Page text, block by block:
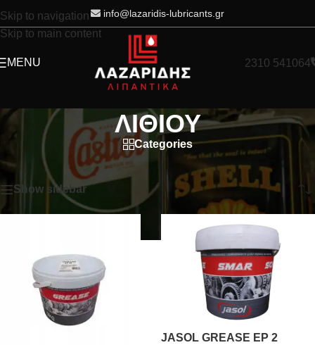
Skip to navigation
Skip to main content
info@lazaridis-lubricants.gr
MENU 2310 541064
ΛΙΘΙΟΥ
Categories
Home
ΛΙΠΑΝΤΙΚΑ/ΓΡΑΣΑ ΛΙΘΙΟΥ Showing 1–12 of 13 results
Show sidebar
JASOL GREASE EP 2